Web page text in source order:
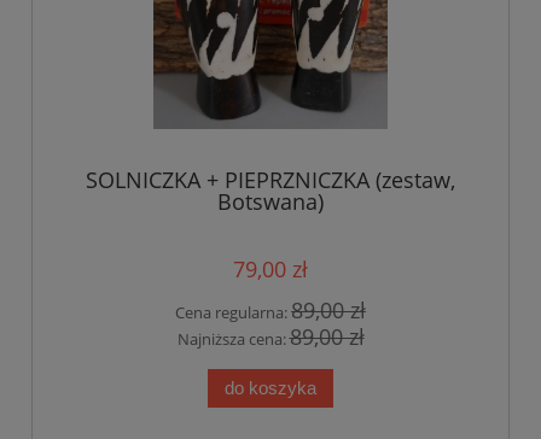
SOLNICZKA + PIEPRZNICZKA (zestaw,
Botswana)
79,00 zł
Cena regularna:89,00 zł
Najniższa cena:89,00 zł
do koszyka